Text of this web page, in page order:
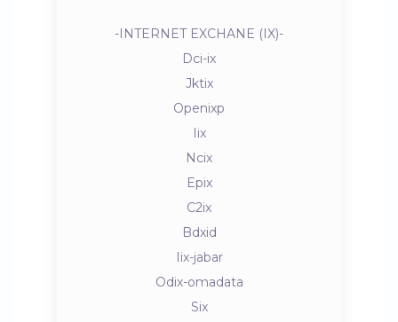
-INTERNET EXCHANE (IX)-
Dci-ix
Jktix
Openixp
Iix
Ncix
Epix
C2ix
Bdxid
Iix-jabar
Odix-omadata
Six